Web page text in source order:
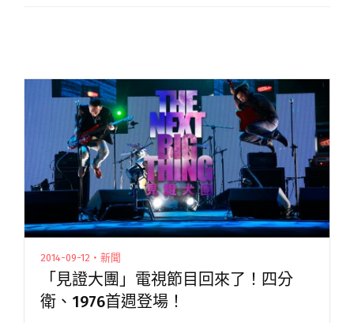
2014-09-12・新聞
「見證大團」電視節目回來了！四分
衛、1976首週登場！